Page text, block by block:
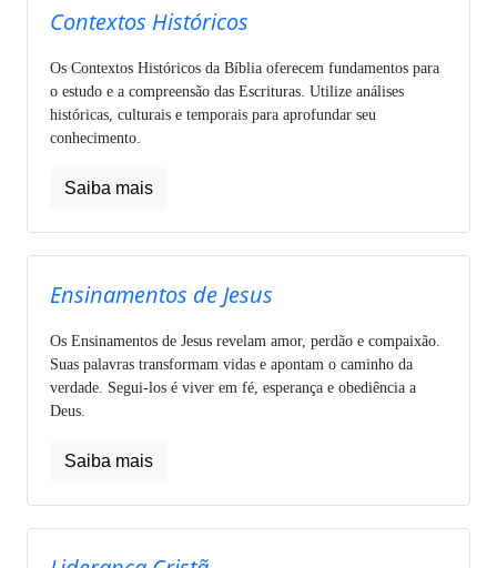
Contextos Históricos
Os Contextos Históricos da Bíblia oferecem fundamentos para
o estudo e a compreensão das Escrituras. Utilize análises
históricas, culturais e temporais para aprofundar seu
conhecimento.
Saiba mais
Ensinamentos de Jesus
Os Ensinamentos de Jesus revelam amor, perdão e compaixão.
Suas palavras transformam vidas e apontam o caminho da
verdade. Segui-los é viver em fé, esperança e obediência a
Deus.
Saiba mais